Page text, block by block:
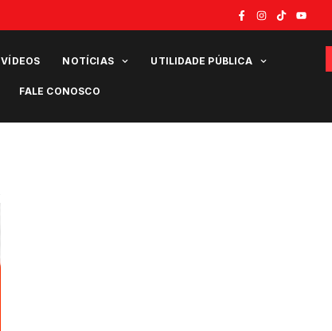
VÍDEOS NOTÍCIAS UTILIDADE PÚBLICA
FALE CONOSCO